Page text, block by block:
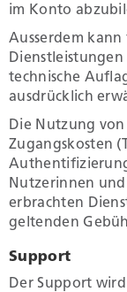
im Konto
Ausserdem kann
Dienstleistungen
technische
ausdrücklich
Die Nutzung von
Zugangskosten
Nutzerinnen
erbrachten
geltenden
Support
Der Support